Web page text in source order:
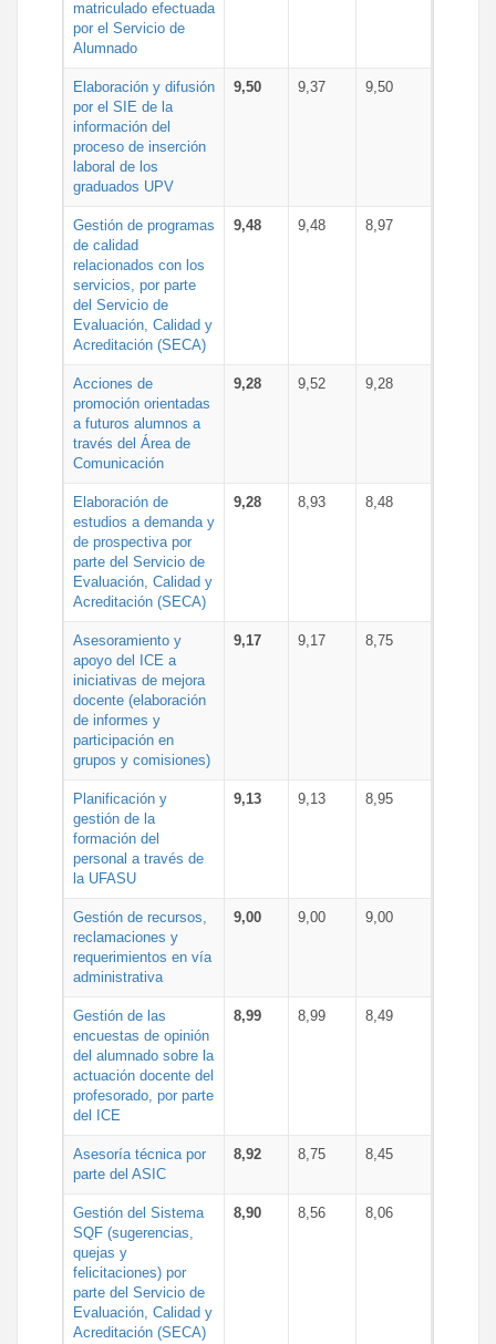
matriculado efectuada
por el Servicio de
Alumnado
Elaboración y difusión
por el SIE de la
información del
proceso de inserción
laboral de los
graduados UPV
9,50 9,37 9,50
Gestión de programas
de calidad
relacionados con los
servicios, por parte
del Servicio de
Evaluación, Calidad y
Acreditación (SECA)
9,48 9,48 8,97
Acciones de
promoción orientadas
a futuros alumnos a
través del Área de
Comunicación
9,28 9,52 9,28
Elaboración de
estudios a demanda y
de prospectiva por
parte del Servicio de
Evaluación, Calidad y
Acreditación (SECA)
9,28 8,93 8,48
Asesoramiento y
apoyo del ICE a
iniciativas de mejora
docente (elaboración
de informes y
participación en
grupos y comisiones)
9,17 9,17 8,75
Planificación y
gestión de la
formación del
personal a través de
la UFASU
9,13 9,13 8,95
Gestión de recursos,
reclamaciones y
requerimientos en vía
administrativa
9,00 9,00 9,00
Gestión de las
encuestas de opinión
del alumnado sobre la
actuación docente del
profesorado, por parte
del ICE
8,99 8,99 8,49
Asesoría técnica por
parte del ASIC
8,92 8,75 8,45
Gestión del Sistema
SQF (sugerencias,
quejas y
felicitaciones) por
parte del Servicio de
Evaluación, Calidad y
Acreditación (SECA)
8,90 8,56 8,06